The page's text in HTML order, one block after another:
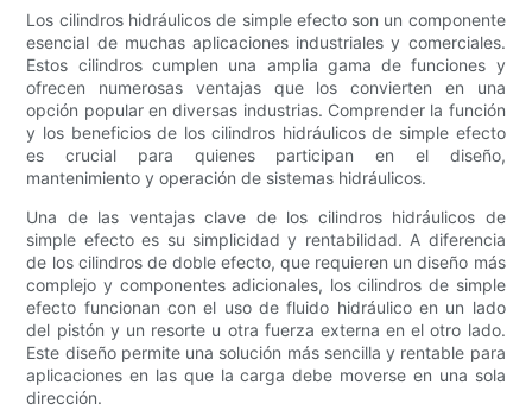
Los cilindros hidráulicos de simple efecto son un componente
esencial de muchas aplicaciones industriales y comerciales.
Estos cilindros cumplen una amplia gama de funciones y
ofrecen numerosas ventajas que los convierten en una
opción popular en diversas industrias. Comprender la función
y los beneficios de los cilindros hidráulicos de simple efecto
es crucial para quienes participan en el diseño,
mantenimiento y operación de sistemas hidráulicos.
Una de las ventajas clave de los cilindros hidráulicos de
simple efecto es su simplicidad y rentabilidad. A diferencia
de los cilindros de doble efecto, que requieren un diseño más
complejo y componentes adicionales, los cilindros de simple
efecto funcionan con el uso de fluido hidráulico en un lado
del pistón y un resorte u otra fuerza externa en el otro lado.
Este diseño permite una solución más sencilla y rentable para
aplicaciones en las que la carga debe moverse en una sola
dirección.